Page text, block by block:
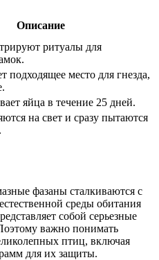
Описание
ритуалы для
подходящее место для гнезда,
яйца в течение 25 дней.
на свет и сразу пытаются
фазаны сталкиваются с
среды обитания
собой серьезные
важно понимать
птиц, включая
для их защиты.